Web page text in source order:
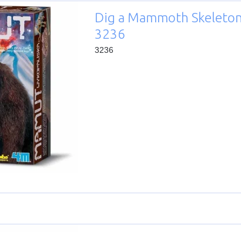
Dig a Mammoth
3236
3236